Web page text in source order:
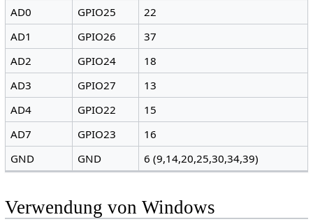
AD0
GPIO25
22
AD1
GPIO26
37
AD2
GPIO24
18
AD3
GPIO27
13
AD4
GPIO22
15
AD7
GPIO23
16
GND
GND 6 (9,14,20,25,30,34,39)
Verwendung von Windows